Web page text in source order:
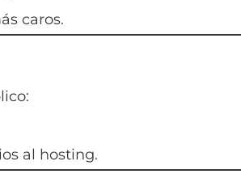
caros.
al hosting.